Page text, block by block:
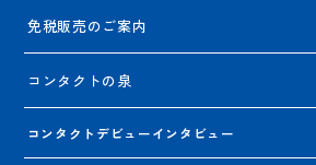
免税販売のご案内
コンタクトの泉
コンタクトデビューインタビュー